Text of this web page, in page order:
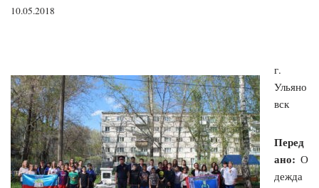
10.05.2018
г.
Ульяно
вск
Перед
ано: О
дежда